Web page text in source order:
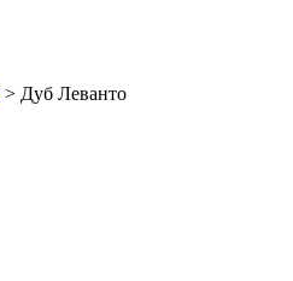
> Дуб Леванто